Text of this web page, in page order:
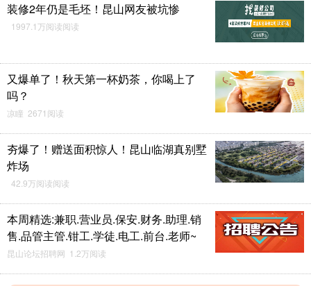
装修2年仍是毛坯！昆山网友被坑惨
1997.1万阅读阅读
又爆单了！秋天第一杯奶茶，你喝上了
吗？
凉瞳 2671阅读
夯爆了！赠送面积惊人！昆山临湖真别墅
炸场
42.9万阅读阅读
本周精选:兼职.营业员.保安.财务.助理.销
售.品管主管.钳工.学徒.电工.前台.老师~
昆山论坛招聘网 1.2万阅读